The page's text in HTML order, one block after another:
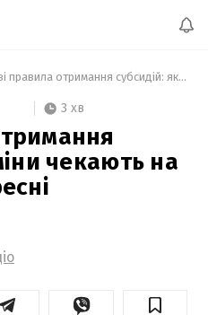
Нові правила отримання субсидій: які зміни чекають на українців у вересні
3 хв
чекають на